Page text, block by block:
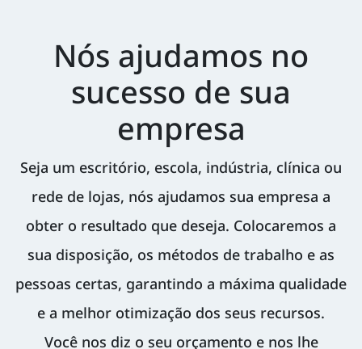
Nós ajudamos no
sucesso de sua
empresa
Seja um escritório, escola, indústria, clínica ou
rede de lojas, nós ajudamos sua empresa a
obter o resultado que deseja. Colocaremos a
sua disposição, os métodos de trabalho e as
pessoas certas, garantindo a máxima qualidade
e a melhor otimização dos seus recursos.
Você nos diz o seu orçamento e nos lhe